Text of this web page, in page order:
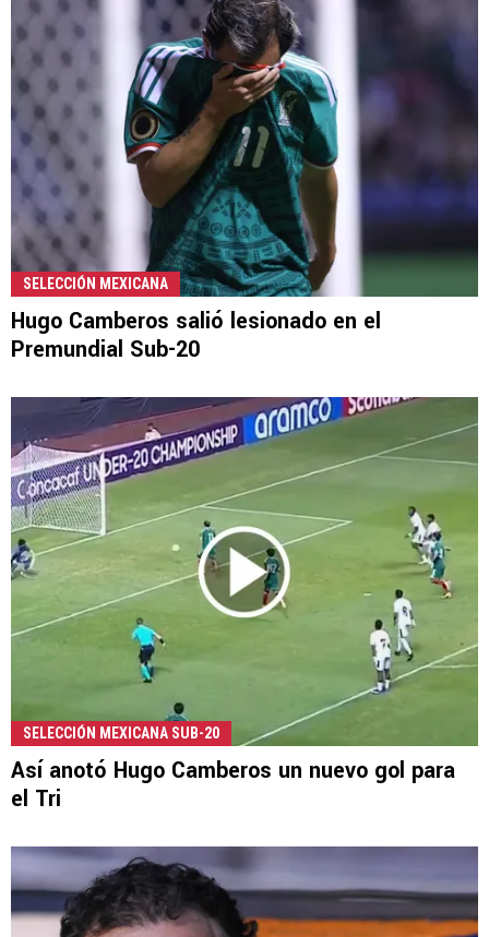
SELECCIÓN MEXICANA
Hugo Camberos salió lesionado en el
Premundial Sub-20
SELECCIÓN MEXICANA SUB-20
Así anotó Hugo Camberos un nuevo gol para
el Tri